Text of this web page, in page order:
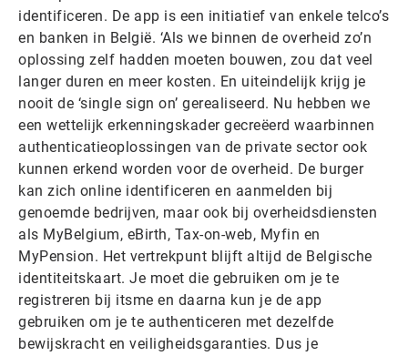
identificeren. De app is een initiatief van enkele telco’s
en banken in België. ‘Als we binnen de overheid zo’n
oplossing zelf hadden moeten bouwen, zou dat veel
langer duren en meer kosten. En uiteindelijk krijg je
nooit de ‘single sign on’ gerealiseerd. Nu hebben we
een wettelijk erkenningskader gecreëerd waarbinnen
authenticatieoplossingen van de private sector ook
kunnen erkend worden voor de overheid. De burger
kan zich online identificeren en aanmelden bij
genoemde bedrijven, maar ook bij overheidsdiensten
als MyBelgium, eBirth, Tax-on-web, Myfin en
MyPension. Het vertrekpunt blijft altijd de Belgische
identiteitskaart. Je moet die gebruiken om je te
registreren bij itsme en daarna kun je de app
gebruiken om je te authenticeren met dezelfde
bewijskracht en veiligheidsgaranties. Dus je